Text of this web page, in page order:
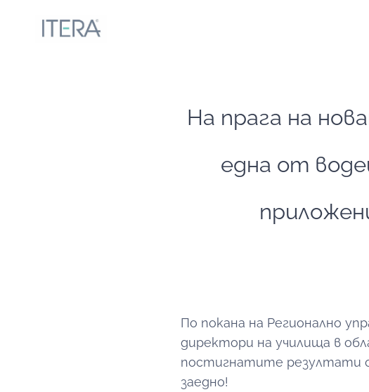
На прага на
една от
По покана на Регионално
директори на училища в
постигнатите резултати
заедно!